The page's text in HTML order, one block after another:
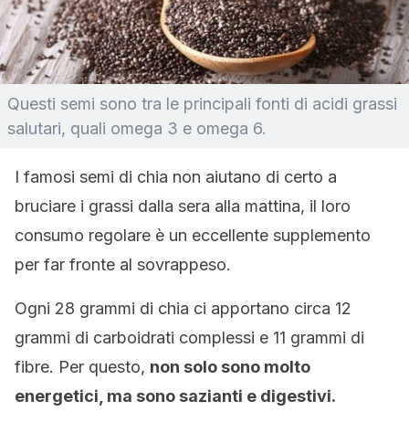
Questi semi sono tra le principali fonti di acidi grassi
salutari, quali omega 3 e omega 6.
I famosi semi di chia non aiutano di certo a
bruciare i grassi dalla sera alla mattina, il loro
consumo regolare è un eccellente supplemento
per far fronte al sovrappeso.
Ogni 28 grammi di chia ci apportano circa 12
grammi di carboidrati complessi e 11 grammi di
fibre. Per questo, non solo sono molto
energetici, ma sono sazianti e digestivi.